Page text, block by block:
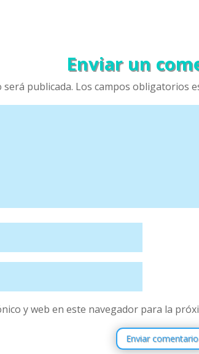
Enviar un
publicada. Los campos obligatorios
y web en este navegador para la
Enviar comentario